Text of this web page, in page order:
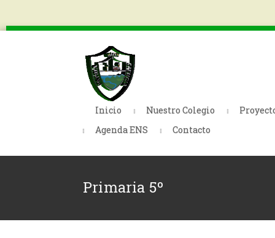
Inicio Nuestro Colegio
Agenda ENS
Contacto
Primaria 5º